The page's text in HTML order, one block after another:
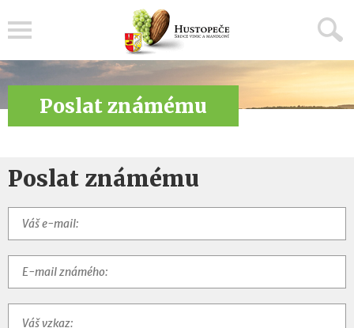
Poslat známému
Poslat známému